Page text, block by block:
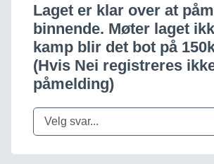
Laget er klar over at
binnende. Møter laget
kamp blir det bot på
(Hvis Nei registreres
påmelding)
Velg svar...